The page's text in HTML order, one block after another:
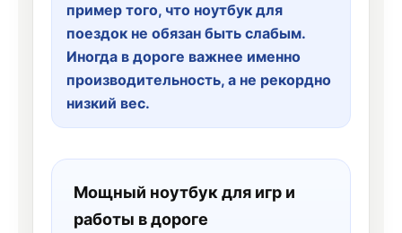
пример того, что ноутбук для
поездок не обязан быть слабым.
Иногда в дороге важнее именно
производительность, а не рекордно
низкий вес.
Мощный ноутбук для игр и
работы в дороге